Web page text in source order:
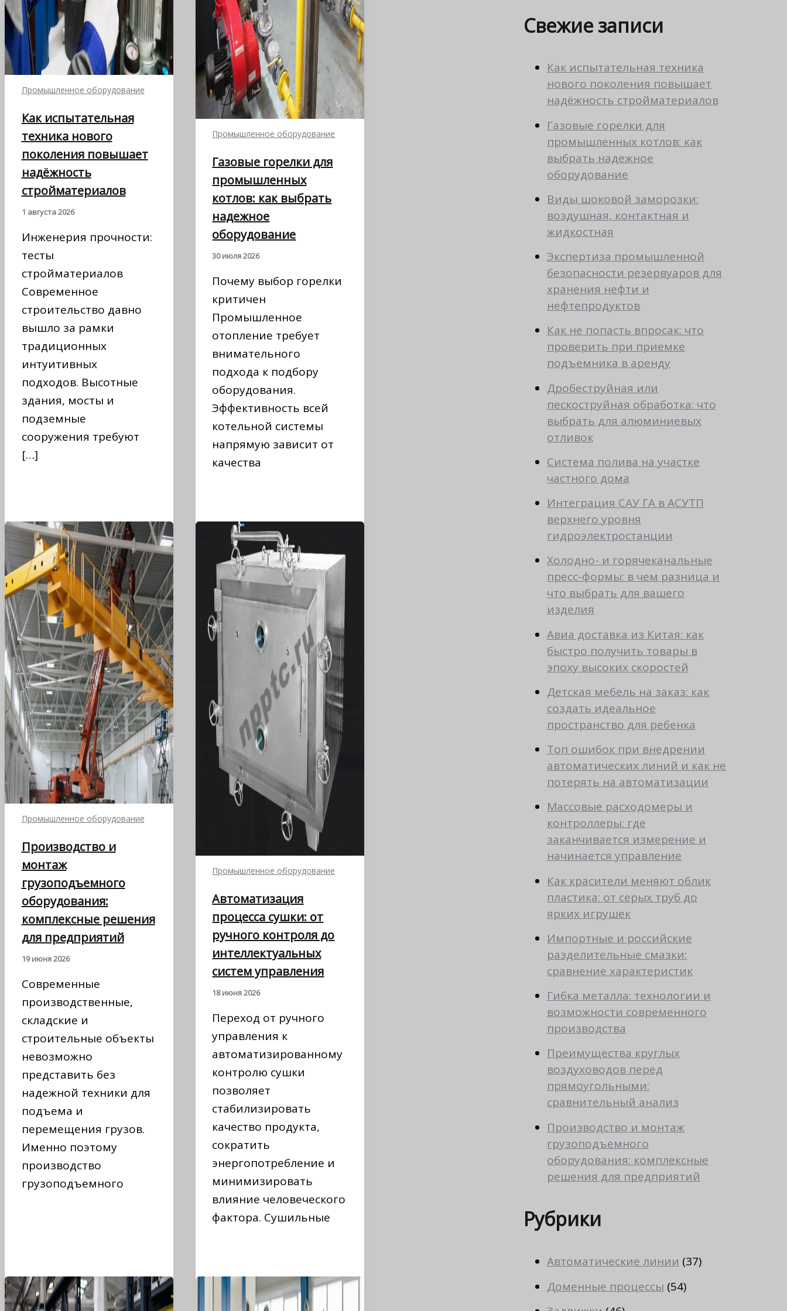
Промышленное оборудование
Как испытательная
техника нового
поколения повышает
надёжность
стройматериалов
1 августа 2026
Инженерия прочности:
тесты
стройматериалов
Современное
строительство давно
вышло за рамки
традиционных
интуитивных
подходов. Высотные
здания, мосты и
подземные
сооружения требуют
[…]
Промышленное оборудование
Газовые горелки для
промышленных
котлов: как выбрать
надежное
оборудование
30 июля 2026
Почему выбор горелки
критичен
Промышленное
отопление требует
внимательного
подхода к подбору
оборудования.
Эффективность всей
котельной системы
напрямую зависит от
качества
Промышленное оборудование
Производство и
монтаж
грузоподъемного
оборудования:
комплексные решения
для предприятий
19 июня 2026
Современные
производственные,
складские и
строительные объекты
невозможно
представить без
надежной техники для
подъема и
перемещения грузов.
Именно поэтому
производство
грузоподъемного
Промышленное оборудование
Автоматизация
процесса сушки: от
ручного контроля до
интеллектуальных
систем управления
18 июня 2026
Переход от ручного
управления к
автоматизированному
контролю сушки
позволяет
стабилизировать
качество продукта,
сократить
энергопотребление и
минимизировать
влияние человеческого
фактора. Сушильные
Свежие записи
Как испытательная техника
нового поколения повышает
надёжность стройматериалов
Газовые горелки для
промышленных котлов: как
выбрать надежное
оборудование
Виды шоковой заморозки:
воздушная, контактная и
жидкостная
Экспертиза промышленной
безопасности резервуаров для
хранения нефти и
нефтепродуктов
Как не попасть впросак: что
проверить при приемке
подъемника в аренду
Дробеструйная или
пескоструйная обработка: что
выбрать для алюминиевых
отливок
Система полива на участке
частного дома
Интеграция САУ ГА в АСУТП
верхнего уровня
гидроэлектростанции
Холодно- и горячеканальные
пресс-формы: в чем разница и
что выбрать для вашего
изделия
Авиа доставка из Китая: как
быстро получить товары в
эпоху высоких скоростей
Детская мебель на заказ: как
создать идеальное
пространство для ребенка
Топ ошибок при внедрении
автоматических линий и как не
потерять на автоматизации
Массовые расходомеры и
контроллеры: где
заканчивается измерение и
начинается управление
Как красители меняют облик
пластика: от серых труб до
ярких игрушек
Импортные и российские
разделительные смазки:
сравнение характеристик
Гибка металла: технологии и
возможности современного
производства
Преимущества круглых
воздуховодов перед
прямоугольными:
сравнительный анализ
Производство и монтаж
грузоподъемного
оборудования: комплексные
решения для предприятий
Рубрики
Автоматические линии (37)
Доменные процессы (54)